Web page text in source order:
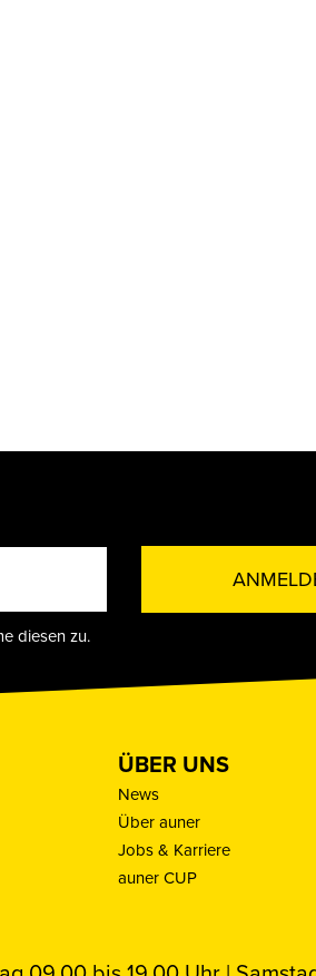
diesen zu.
ÜBER UNS
News
Über auner
Jobs & Karriere
auner CUP